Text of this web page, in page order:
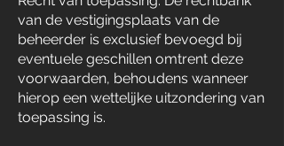
van de vestigingsplaats van de
beheerder is exclusief bevoegd bij
eventuele geschillen omtrent deze
voorwaarden, behoudens wanneer
hierop een wettelijke uitzondering van
toepassing is.